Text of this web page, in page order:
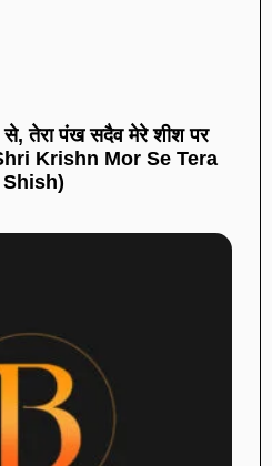
से, तेरा पंख सदैव मेरे शीश पर
Krishn Mor Se Tera